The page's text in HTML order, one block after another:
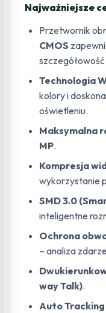
Najważniejsze
Przetwornik
CMOS
Technologia
kolory i
oświetleniu.
Maksymalna
MP.
Kompresja
wykorzystanie
SMD 3.0
inteligentne
Ochrona
– analiza
way Talk).
Auto